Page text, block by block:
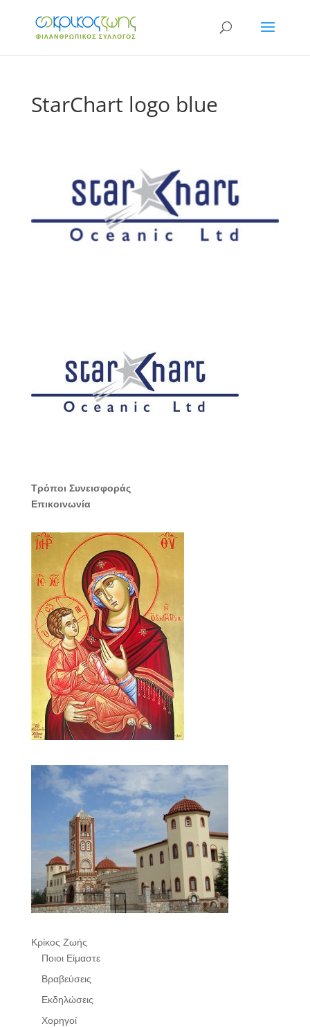
StarChart logo blue
Τρόποι Συνεισφοράς
Επικοινωνία
Κρίκος Ζωής
Ποιοι Είμαστε
Βραβεύσεις
Εκδηλώσεις
Χορηγοί